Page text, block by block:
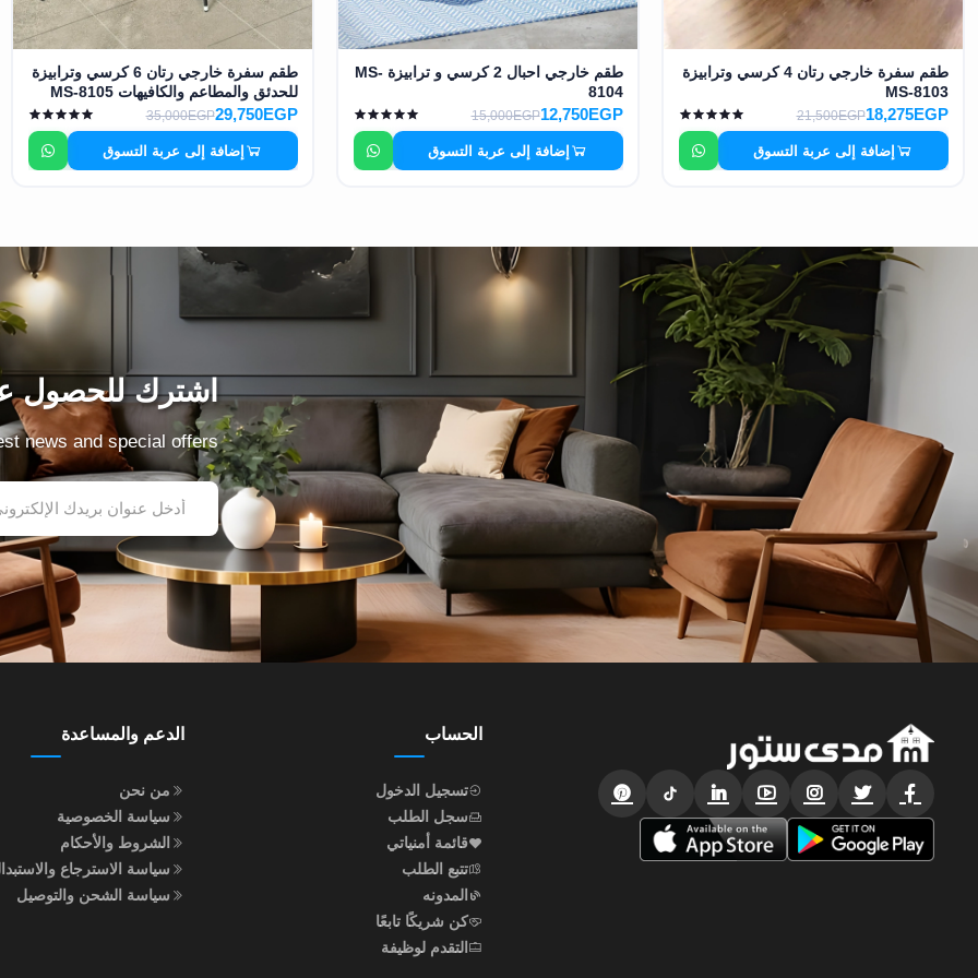
طقم سفرة خارجي رتان 4 كرسي وترابيزة
MS-8103
18,275EGP
21,500EGP
إضافة إلى عربة التسوق
طقم خارجي احبال 2 كرسي و ترابيزة MS-
8104
12,750EGP
15,000EGP
إضافة إلى عربة التسوق
طقم سفرة خارجي رتان 6 كرسي وترابيزة
للحدئق والمطاعم والكافيهات MS-8105
29,750EGP
35,000EGP
إضافة إلى عربة التسوق
اشترك للحصول
news and special offers
الحساب
تسجيل الدخول
سجل الطلب
قائمة أمنياتي
تتبع الطلب
المدونه
كن شريكًا تابعًا
التقدم لوظيفة
الدعم والمساعدة
من نحن
سياسة الخصوصية
الشروط والأحكام
سياسة الاسترجاع
سياسة الشحن والتوصيل